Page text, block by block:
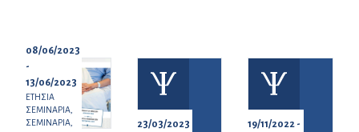
08/06/2023
-
13/06/2023
ΕΤΗΣΙΑ
ΣΕΜΙΝΑΡΙΑ,
ΣΕΜΙΝΑΡΙΑ,
23/03/2023
19/11/2022 -